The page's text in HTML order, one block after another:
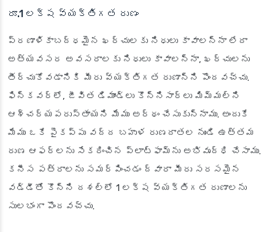
రూ.1 లక్ష వ్యక్తిగత రుణం
ప్రణాళికాబద్ధమైన ఖర్చులకు నిధులు కావాలన్నా లేదా
అత్యవసర అవసరాలకు నిధులు కావాలన్నా, ఖర్చులను
తీర్చుకోవడానికి మీరు వ్యక్తిగత రుణాన్ని పొందవచ్చు.
ఫిన్‌కవర్‌లో, జీవిత డిమాండ్లు కొన్నిసార్లు మిమ్మల్ని
ఆశ్చర్యపరుస్తాయని మేము అర్థం చేసుకున్నాము. అందుకే
మేము ఒకే పైకప్పు వద్ద బహుళ రుణదాతల నుండి ఉత్తమ
రుణ ఆఫర్‌లను సేకరించిన ప్లాట్‌ఫామ్‌ను అభివృద్ధి చేసాము.
కనీస పత్రాలను సమర్పించడం ద్వారా మీరు సరసమైన
వడ్డీతో కొన్ని దశల్లో 1 లక్ష వ్యక్తిగత రుణాలను
సులభంగా పొందవచ్చు.